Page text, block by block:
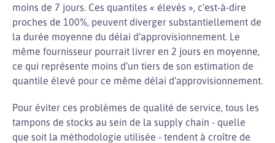
moins de 7 jours. Ces quantiles « élevés », c’est-à-dire
proches de 100%, peuvent diverger substantiellement de
la durée moyenne du délai d’approvisionnement. Le
même fournisseur pourrait livrer en 2 jours en moyenne,
ce qui représente moins d’un tiers de son estimation de
quantile élevé pour ce même délai d’approvisionnement.
Pour éviter ces problèmes de qualité de service, tous les
tampons de stocks au sein de la supply chain - quelle
que soit la méthodologie utilisée - tendent à croître de